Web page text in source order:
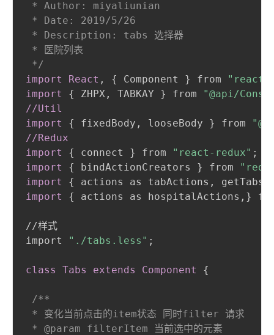
* Author: miyaliunian
* Date: 2019/5/26
* Description: tabs 选择器
* 医院列表
*/
import React , { Component } from "react"
import
{ ZHPX , TABKAY } from
"@api/
//Util
import
{ fixedBody , looseBody } from
//Redux
import
{ connect } from "react-redux" ;
import
{ bindActionCreators } from
import
{ actions as tabActions , getTabs
import
{ actions as hospitalActions , }
//样式
import
"./tabs.less" ;
class Tabs extends Component {
/**
* 变化当前点击的item状态 同时filter 请求
* @param filterItem 当前选中的元素